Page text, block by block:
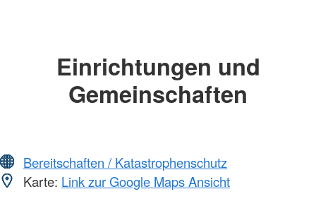
Einrichtungen und
Gemeinschaften
Bereitschaften / Katastrophenschutz
Karte: Link zur Google Maps Ansicht